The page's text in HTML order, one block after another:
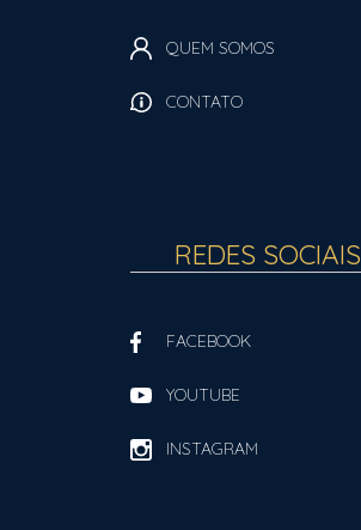
QUEM SOMOS
CONTATO
REDES SOCIAIS
FACEBOOK
YOUTUBE
INSTAGRAM